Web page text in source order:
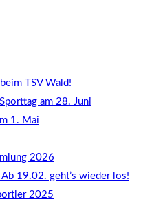
TSV Wald!
am 28. Juni
1. Mai
2026
19.02. geht’s wieder los!
2025